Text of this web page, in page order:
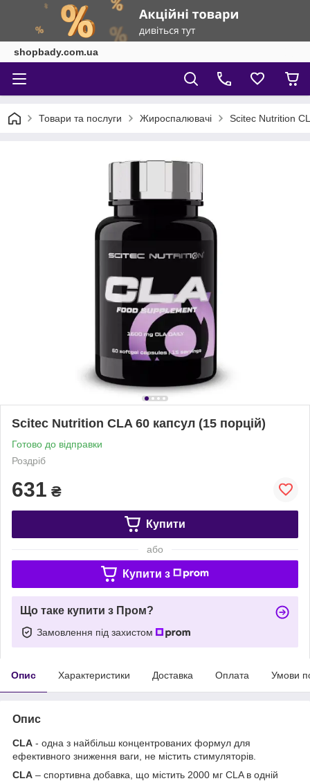
shopbady.com.ua
Товари та послуги Жироспалювачі Scitec Nutrition
Scitec Nutrition CLA 60 капсул (15 порцій)
Готово до відправки
Роздріб
631 ₴
Купити
або
Купити з
Що таке купити з Пром?
Замовлення під захистом
Опис Характеристики Доставка Оплата Умови
Опис
CLA - одна з найбільш концентрованих формул для
ефективного зниження ваги, не містить стимуляторів.
CLA – спортивна добавка, що містить 2000 мг СLA в одній